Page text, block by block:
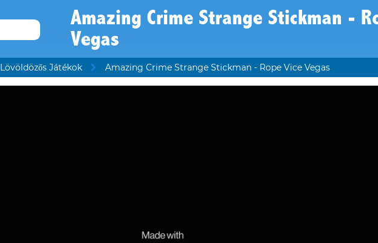
Amazing Crime Strange Stickman -
Vegas
Lövöldözős Játékok Amazing Crime Strange Stickman - Rope Vice Vegas